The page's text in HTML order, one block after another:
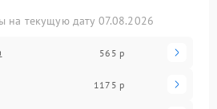
на текущую дату 07.08.2026
565 р
1175 р